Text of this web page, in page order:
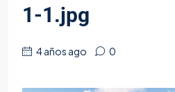
1-1.jpg
4 años ago 0